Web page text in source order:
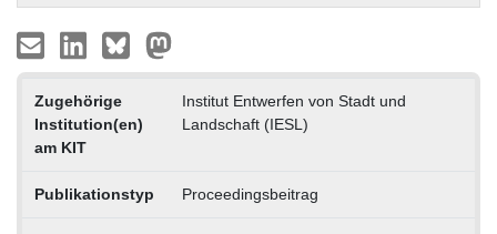
Zugehörige
Institution(en)
am KIT
Institut Entwerfen von Stadt und
Landschaft (IESL)
Publikationstyp Proceedingsbeitrag